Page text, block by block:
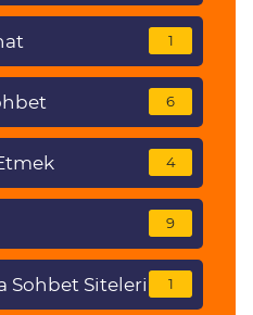
1
6
4
9
Sohbet Siteleri 1